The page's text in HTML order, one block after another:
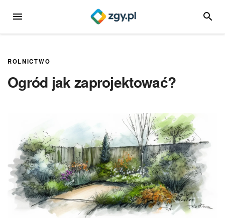
MENU
ROLNICTWO
Ogród jak zaprojektować?